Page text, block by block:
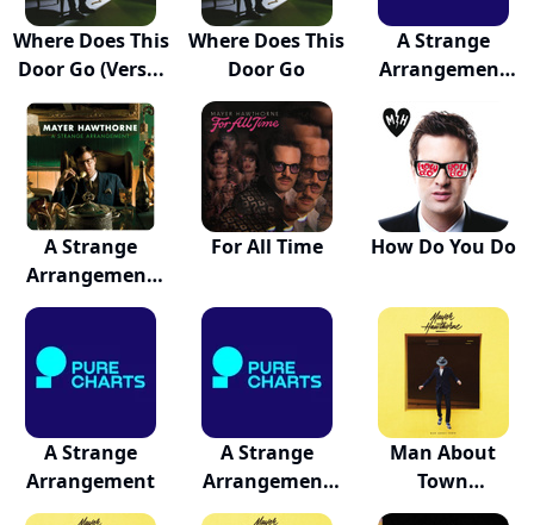
Where Does This
Door Go (Vers...
Where Does This
Door Go
A Strange
Arrangement
A Strange
Arrangement
(deluxe...
For All Time How Do You Do
A Strange
Arrangement
A Strange
Arrangement
Instrum...
Man About
Town
(Commentary)